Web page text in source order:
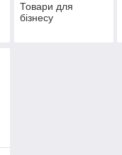
Товари для
бізнесу